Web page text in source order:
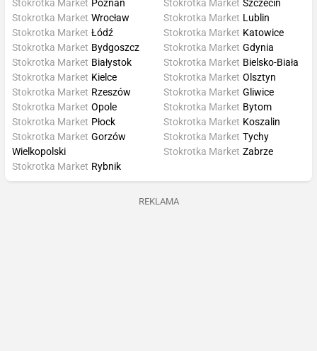
Stokrotka Market Poznań
Stokrotka Market Wrocław
Stokrotka Market Łódź
Stokrotka Market Szczecin
Stokrotka Market Lublin
Stokrotka Market Katowice
Stokrotka Market Bydgoszcz
Stokrotka Market Białystok
Stokrotka Market Kielce
Stokrotka Market Rzeszów
Stokrotka Market Gdynia
Stokrotka Market Bielsko-Biała
Stokrotka Market Olsztyn
Stokrotka Market Gliwice
Stokrotka Market Opole
Stokrotka Market Płock
Stokrotka Market Gorzów
Wielkopolski
Stokrotka Market Rybnik
Stokrotka Market Bytom
Stokrotka Market Koszalin
Stokrotka Market Tychy
Stokrotka Market Zabrze
REKLAMA